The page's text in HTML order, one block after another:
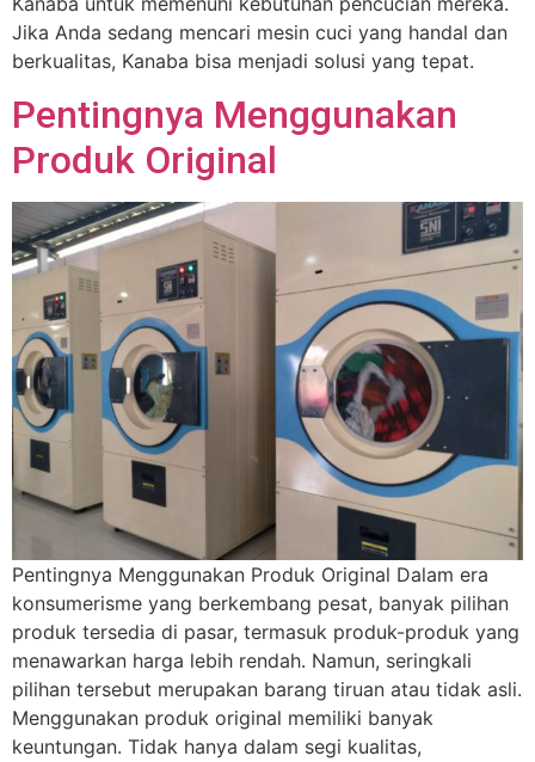
Jika Anda sedang mencari mesin cuci yang handal dan
berkualitas, Kanaba bisa menjadi solusi yang tepat.
Pentingnya Menggunakan
Produk Original
Pentingnya Menggunakan Produk Original Dalam era
konsumerisme yang berkembang pesat, banyak pilihan
produk tersedia di pasar, termasuk produk-produk yang
menawarkan harga lebih rendah. Namun, seringkali
pilihan tersebut merupakan barang tiruan atau tidak asli.
Menggunakan produk original memiliki banyak
keuntungan. Tidak hanya dalam segi kualitas,